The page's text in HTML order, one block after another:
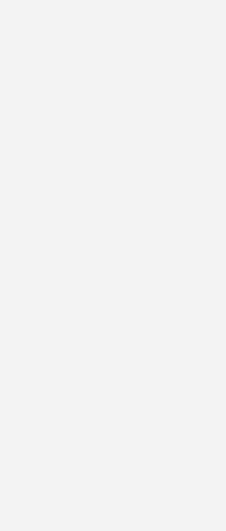
weil die
– aber auch wegen
Winter.
in einer Studie zur
–
und vom
vergangenen Jahr kaum
wie im
für die Erderwärmung
von Kohlendioxid
Tonnen CO2-
zurück. Dies führt dazu,
beim Klimaschutz um
festgelegten jährlichen
sich auf das